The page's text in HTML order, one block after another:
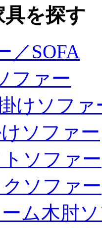
を探す
／SOFA
ファー
けソファ
ソファー
ソファー
ソファー
ム木肘